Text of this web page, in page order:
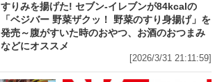
すりみを揚げた! セブン‐イレブンが84kcalの
「ベジバー 野菜ザクッ！ 野菜のすり身揚げ」を
発売～腹がすいた時のおやつ、お酒のおつまみ
などにオススメ
[2026/3/31 21:11:59]